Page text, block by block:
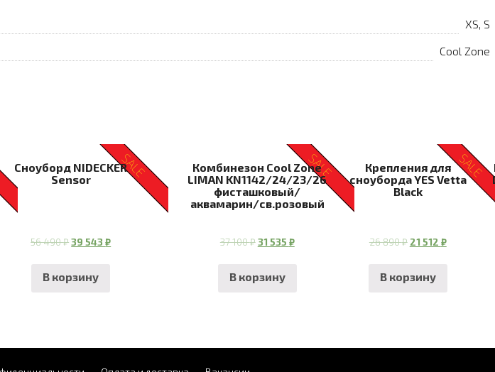
XS, S
Cool Zone
SALE
Сноуборд NIDECKER
Sensor
56 490₽39 543₽
В корзину
SALE
Комбинезон Cool Zone
LIMAN KN1142/24/23/26
фисташковый/
аквамарин/св.розовый
37 100₽31 535 ₽
В корзину
SALE
Крепления для
сноуборда YES Vetta
Black
26 890₽ 21 512 ₽
В корзину